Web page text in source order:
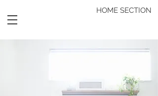
HOME SECTION